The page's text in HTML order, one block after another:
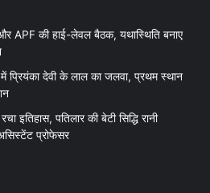
APF की हाई-लेवल बैठक, यथास्थिति बनाए
में प्रियंका देवी के लाल का जलवा, प्रथम स्थान
इतिहास, पतिलार की बेटी सिद्धि रानी
प्रोफेसर